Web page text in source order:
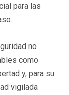
para las
no
como
y, para su
vigilada